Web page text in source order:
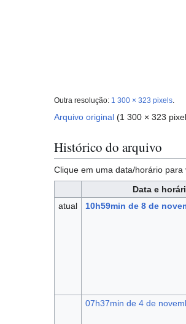
Outra resolução: 1 300 × 323 pixels
Arquivo original (1 300 × 323
Histórico do arquivo
Clique em uma data/horário
Data e
atual
10h59min de 8 de
07h37min de 4 de